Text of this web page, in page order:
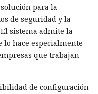
para la
de seguridad y la
sistema admite la
lo hace especialmente
que trabajan
de configuración